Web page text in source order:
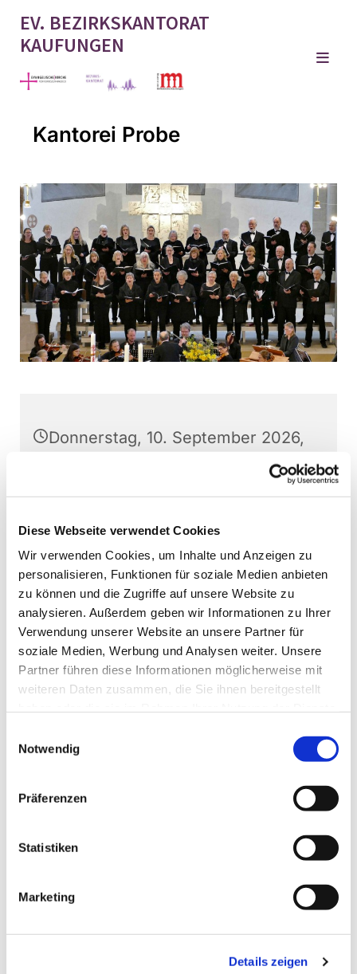
Diese Webseite verwendet Cookies
Wir verwenden Cookies, um Inhalte und Anzeigen zu
personalisieren, Funktionen für soziale Medien anbieten
zu können und die Zugriffe auf unsere Website zu
analysieren. Außerdem geben wir Informationen zu Ihrer
Verwendung unserer Website an unsere Partner für
soziale Medien, Werbung und Analysen weiter. Unsere
Partner führen diese Informationen möglicherweise mit
weiteren Daten zusammen, die Sie ihnen bereitgestellt
Notwendig
Präferenzen
Statistiken
Marketing
Details zeigen
EV. BEZIRKSKANTORAT
KAUFUNGEN
Kantorei Probe
Donnerstag, 10. September 2026,
Schulstraße 22, 34260 Kaufungen
Kaufunger Kantorei, Martin
Baumann (Leitung)
Interessierte können jederzeit - außer direkt vor
Chormitglieder informieren sich bitte anhand
andere Räume verlegte Proben.